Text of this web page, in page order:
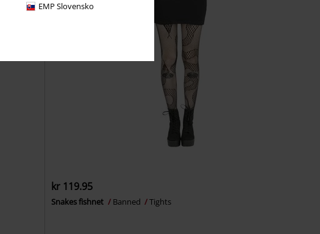
EMP Slovensko
kr 119.95
Snakes fishnet Banned Tights